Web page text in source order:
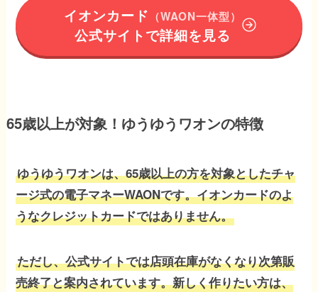
イオンカード （WAON一体型）
公式サイトで詳細を見る
65歳以上が対象！ゆうゆうワオンの特徴
ゆうゆうワオンは、65歳以上の方を対象としたチャ
ージ式の電子マネーWAONです。イオンカードのよ
うなクレジットカードではありません。
ただし、公式サイトでは店頭在庫がなくなり次第販
売終了と案内されています。新しく作りたい方は、